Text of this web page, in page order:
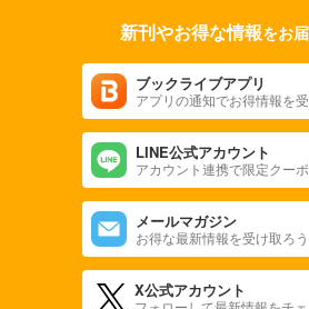
新刊やお得な情報をお
ブックライブアプリ
アプリの通知でお得情報を
LINE公式アカウント
アカウント連携で限定クー
メールマガジン
お得な最新情報を受け取ろう
X公式アカウント